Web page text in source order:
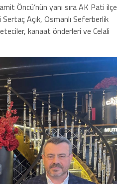
Öncü’nün yanı sıra AK Pati ilçe
Açık, Osmanlı Seferberlik
kanaat önderleri ve Celali